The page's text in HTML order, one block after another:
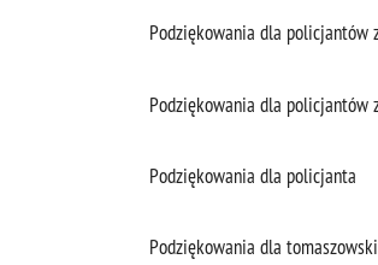
Podziękowania dla policjantów
Podziękowania dla policjantów
Podziękowania dla policjanta
Podziękowania dla